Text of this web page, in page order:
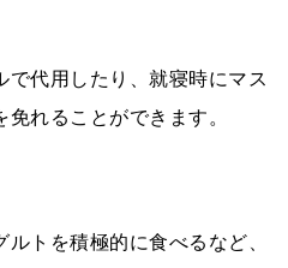
代用したり、就寝時にマス
れることができます。
トを積極的に食べるなど、